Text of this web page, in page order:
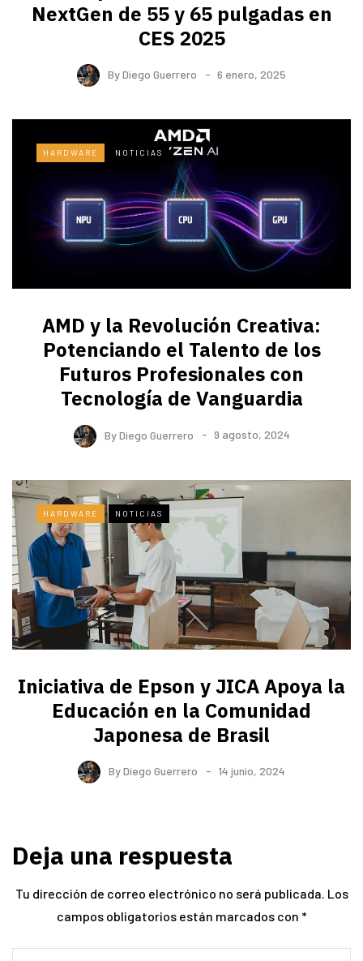
NextGen de 55 y 65 pulgadas en
CES 2025
ByDiego Guerrero 6 enero, 2025
HARDWARE NOTICIAS
AMD y la Revolución Creativa:
Potenciando el Talento de los
Futuros Profesionales con
Tecnología de Vanguardia
ByDiego Guerrero 9 agosto, 2024
HARDWARE NOTICIAS
Iniciativa de Epson y JICA Apoya la
Educación en la Comunidad
Japonesa de Brasil
ByDiego Guerrero 14 junio, 2024
Deja una respuesta
Tu dirección de correo electrónico no será publicada. Los
campos obligatorios están marcados con *